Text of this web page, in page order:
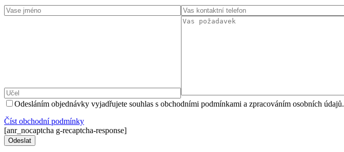
Odesláním objednávky vyjadřujete souhlas s obchodními podmínkami a zpracováním osobních údajů.
Číst оbchodní podmínky
[anr_nocaptcha g-recaptcha-response]